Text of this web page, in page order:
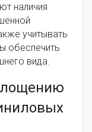
наличия
учитывать
обеспечить
вида.